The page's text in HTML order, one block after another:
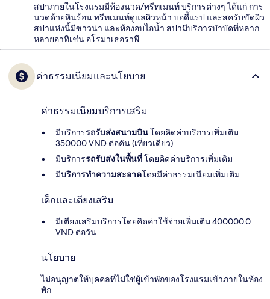
สปาภายในโรงแรมมีห้องนวด/ทรีทเมนท์ บริการต่างๆ ได้แก่ การ
นวดด้วยหินร้อน ทรีทเมนท์ดูแลผิวหน้า บอดี้แรป และสครับขัดผิว
สปาแห่งนี้มีซาวน่า และห้องอบไอน้ำ สปามีบริการบำบัดที่หลาก
หลายอาทิเช่น อโรมาเธอราพี
ค่าธรรมเนียมและนโยบาย
ค่าธรรมเนียมบริการเสริม
มีบริการรถรับส่งสนามบินโดยคิดค่าบริการเพิ่มเติม
350000 VND ต่อคัน (เที่ยวเดียว)
มีบริการรถรับส่งในพื้นที่โดยคิดค่าบริการเพิ่มเติม
มีบริการทำความสะอาดโดยมีค่าธรรมเนียมเพิ่มเติม
เด็กและเตียงเสริม
มีเตียงเสริมบริการโดยคิดค่าใช้จ่ายเพิ่มเติม 400000.0
VND ต่อวัน
นโยบาย
ไม่อนุญาตให้บุคคลที่ไม่ใช่ผู้เข้าพักของโรงแรมเข้าภายในห้อง
พัก